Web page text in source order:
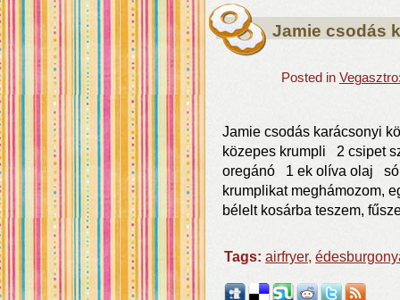
Jamie csodás
Posted in
Jamie csodás karácsonyi
közepes krumpli 2 csipet
oregánó 1 ek olíva olaj
krumplikat meghámozom,
bélelt kosárba teszem,
Tags: airfryer,